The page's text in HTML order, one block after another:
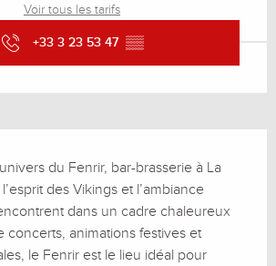
Voir tous les tarifs
+33 3 23 53 47 ▒▒
du Fenrir, bar-brasserie à La
des Vikings et l’ambiance
dans un cadre chaleureux
concerts, animations festives et
le Fenrir est le lieu idéal pour